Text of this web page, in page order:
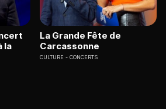
la
La Grande Fête de
Carcassonne
CULTURE CONCERTS